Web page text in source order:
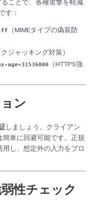
ことで、各種攻撃を軽減
す：
（MIMEタイプの偽装防
ジャッキング対策）
（HTTPS強
ン
しましょう。クライアン
簡単に回避可能です。正規
用し、想定外の入力をブロ
性チェック